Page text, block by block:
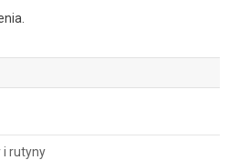
i rutyny